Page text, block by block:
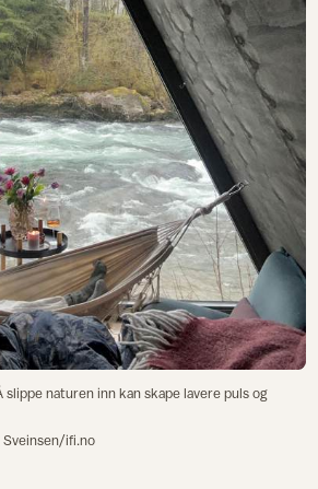
slippe naturen inn kan skape lavere puls og
Sveinsen/ifi.no